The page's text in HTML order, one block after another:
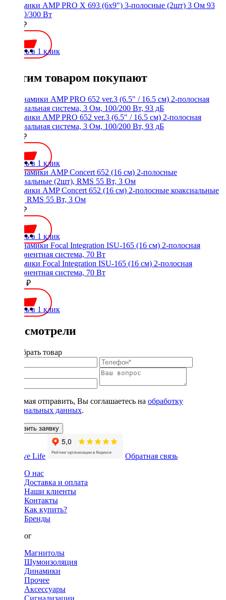
Динамики AMP PRO X 693 (6x9") 3-полосные (2шт) 3 Ом 93
дБ 150/300 Вт
6300 ₽
Купить в 1 клик
С этим товаром покупают
Динамики AMP PRO 652 ver.3 (6.5" / 16.5 см) 2-полосная
коаксиальная система, 3 Ом, 100/200 Вт, 93 дБ
5600 ₽
Купить в 1 клик
Динамики AMP Concert 652 (16 см) 2-полосные коаксиальные
(2шт), RMS 55 Вт, 3 Ом
3800 ₽
Купить в 1 клик
Динамики Focal Integration ISU-165 (16 см) 2-полосная
компонентная система, 70 Вт
15500 ₽
Купить в 1 клик
Вы смотрели
Подобрать товар
Нажимая отправить, Вы соглашаетесь на обработку
персональных данных.
Оставить заявку
Обратная связь
О нас
Доставка и оплата
Наши клиенты
Контакты
Как купить?
Бренды
Каталог
Магнитолы
Шумоизоляция
Динамики
Прочее
Аксессуары
Сигнализации